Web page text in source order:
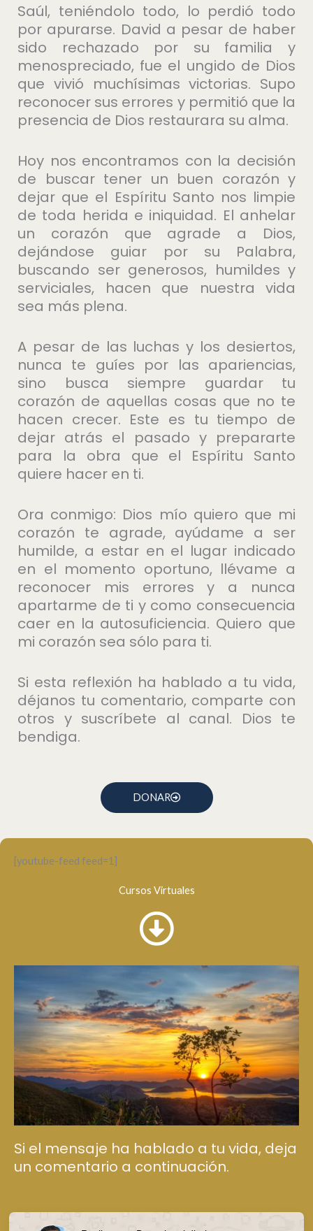
Saúl, teniéndolo todo, lo perdió todo
por apurarse. David a pesar de haber
sido rechazado por su familia y
menospreciado, fue el ungido de Dios
que vivió muchísimas victorias. Supo
reconocer sus errores y permitió que la
presencia de Dios restaurara su alma.
Hoy nos encontramos con la decisión
de buscar tener un buen corazón y
dejar que el Espíritu Santo nos limpie
de toda herida e iniquidad. El anhelar
un corazón que agrade a Dios,
dejándose guiar por su Palabra,
buscando ser generosos, humildes y
serviciales, hacen que nuestra vida
sea más plena.
A pesar de las luchas y los desiertos,
nunca te guíes por las apariencias,
sino busca siempre guardar tu
corazón de aquellas cosas que no te
hacen crecer. Este es tu tiempo de
dejar atrás el pasado y prepararte
para la obra que el Espíritu Santo
quiere hacer en ti.
Ora conmigo: Dios mío quiero que mi
corazón te agrade, ayúdame a ser
humilde, a estar en el lugar indicado
en el momento oportuno, llévame a
reconocer mis errores y a nunca
apartarme de ti y como consecuencia
caer en la autosuficiencia. Quiero que
mi corazón sea sólo para ti.
Si esta reflexión ha hablado a tu vida,
déjanos tu comentario, comparte con
otros y suscríbete al canal. Dios te
bendiga.
DONAR
[youtube-feed feed=1]
Cursos Virtuales
Si el mensaje ha hablado a tu vida, deja
un comentario a continuación.